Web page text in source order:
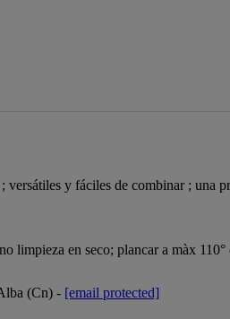
y fáciles de combinar ; una
limpieza en seco; plancar a màx 110°
(Cn) - [email protected]